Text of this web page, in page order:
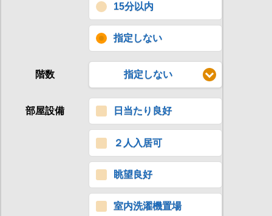
15分以内
指定しない
階数 指定しない
部屋設備 日当たり良好
２人入居可
眺望良好
室内洗濯機置場